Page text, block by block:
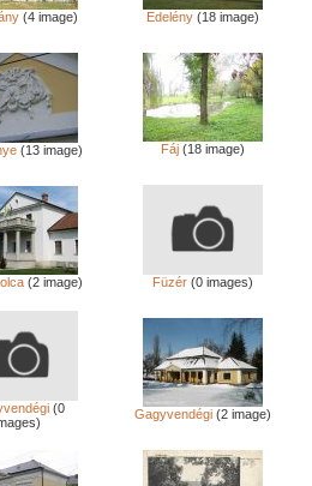
(4 image) Edelény(18 image)
(13 image) Fáj(18 image)
(2 image) Füzér(0 images)
(0
Gagyvendégi(2 image)